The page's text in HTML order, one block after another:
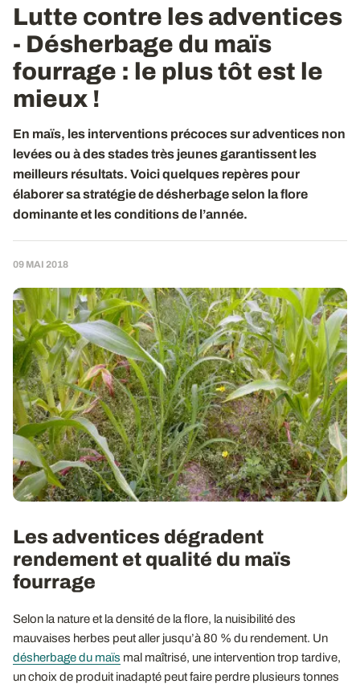
Lutte contre les adventices
- Désherbage du maïs
fourrage : le plus tôt est le
mieux !
En maïs, les interventions précoces sur adventices non
levées ou à des stades très jeunes garantissent les
meilleurs résultats. Voici quelques repères pour
élaborer sa stratégie de désherbage selon la flore
dominante et les conditions de l’année.
09 MAI 2018
Les adventices dégradent
rendement et qualité du maïs
fourrage
Selon la nature et la densité de la flore, la nuisibilité des
mauvaises herbes peut aller jusqu’à 80 % du rendement. Un
désherbage du maïs mal maîtrisé, une intervention trop tardive,
un choix de produit inadapté peut faire perdre plusieurs tonnes